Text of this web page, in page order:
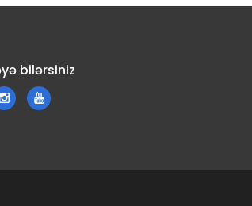
bilərsiniz